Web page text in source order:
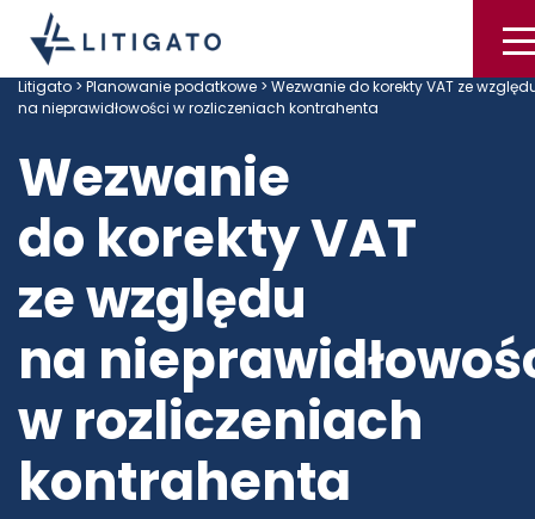
Litigato > Planowanie podatkowe > Wezwanie do korekty VAT ze
na nieprawidłowości w rozliczeniach kontrahenta
Wezwanie
do korekty VAT
ze względu
na
w rozliczeniach
kontrahenta